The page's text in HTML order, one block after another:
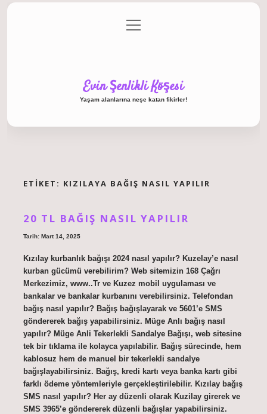
Gizlilik Politikası
menüyü
aç
Evin Şenlikli Köşesi
Yaşam alanlarına neşe katan fikirler!
ETIKET: KIZILAYA BAĞIŞ NASIL YAPILIR
20 TL BAĞIŞ NASIL YAPILIR
Tarih: Mart 14, 2025
Kızılay kurbanlık bağışı 2024 nasıl yapılır? Kuzelay’e nasıl
kurban gücümü verebilirim? Web sitemizin 168 Çağrı
Merkezimiz, www..Tr ve Kuzez mobil uygulaması ve
bankalar ve bankalar kurbanını verebilirsiniz. Telefondan
bağış nasıl yapılır? Bağış bağışlayarak ve 5601’e SMS
göndererek bağış yapabilirsiniz. Müge Anlı bağış nasıl
yapılır? Müge Anli Tekerlekli Sandalye Bağışı, web sitesine
tek bir tıklama ile kolayca yapılabilir. Bağış sürecinde, hem
kablosuz hem de manuel bir tekerlekli sandalye
bağışlayabilirsiniz. Bağış, kredi kartı veya banka kartı gibi
farklı ödeme yöntemleriyle gerçekleştirilebilir. Kızılay bağış
SMS nasıl yapılır? Her ay düzenli olarak Kuzilay girerek ve
SMS 3965’e göndererek düzenli bağışlar yapabilirsiniz.